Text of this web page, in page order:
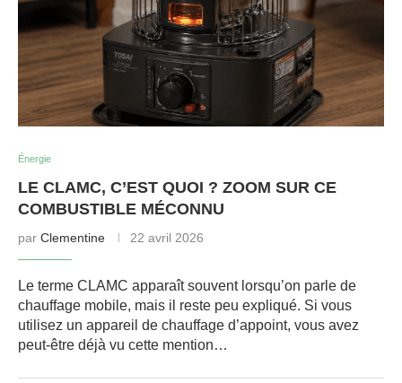
Énergie
LE CLAMC, C’EST QUOI ? ZOOM SUR CE
COMBUSTIBLE MÉCONNU
par Clementine 22 avril 2026
Le terme CLAMC apparaît souvent lorsqu’on parle de
chauffage mobile, mais il reste peu expliqué. Si vous
utilisez un appareil de chauffage d’appoint, vous avez
peut-être déjà vu cette mention…